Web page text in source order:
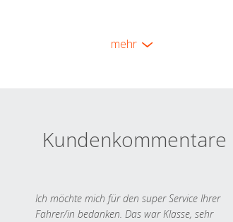
mehr
Kundenkommentare
Ich möchte mich für den super Service Ihrer
Fahrer/in bedanken. Das war Klasse, sehr